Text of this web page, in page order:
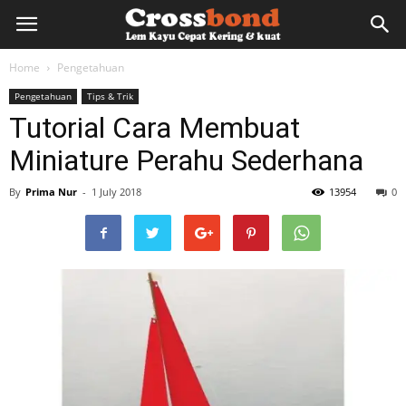
lemkayu.net
Home Pengetahuan
Pengetahuan Tips & Trik
Tutorial Cara Membuat
Miniature Perahu Sederhana
By Prima Nur - 1 July 2018 0
13954